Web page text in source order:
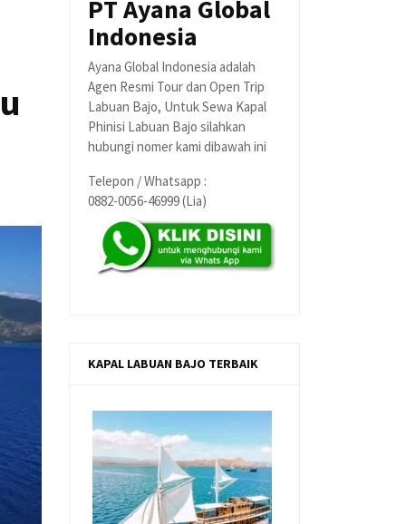
PT Ayana Global
Indonesia
Ayana Global Indonesia adalah
Agen Resmi Tour dan Open Trip
Labuan Bajo, Untuk Sewa Kapal
Phinisi Labuan Bajo silahkan
hubungi nomer kami dibawah ini
Telepon / Whatsapp :
0882-0056-46999 (Lia)
KAPAL LABUAN BAJO TERBAIK